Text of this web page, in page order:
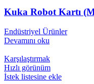
Kuka Robot Kartı
Endüstriyel Ürünler
Devamını oku
Karşılaştırmak
Hızlı görünüm
İstek listesine ekle